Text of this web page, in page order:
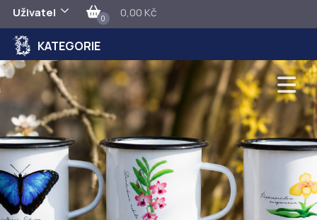
Uživatel 0 0,00 Kč
KATEGORIE